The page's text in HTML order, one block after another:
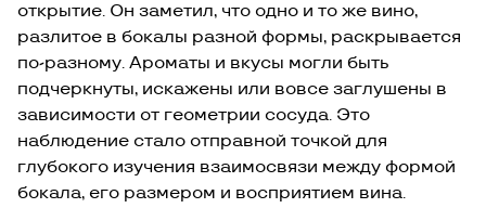
открытие. Он заметил, что одно и то же вино,
разлитое в бокалы разной формы, раскрывается
по-разному. Ароматы и вкусы могли быть
подчеркнуты, искажены или вовсе заглушены в
зависимости от геометрии сосуда. Это
наблюдение стало отправной точкой для
глубокого изучения взаимосвязи между формой
бокала, его размером и восприятием вина.